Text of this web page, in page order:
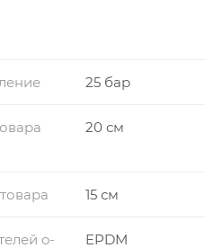
25 бар
20 см
15 см
o-
EPDM